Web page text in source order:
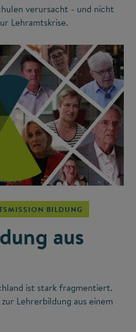
verursacht - und nicht
Lehramtskrise.
©
BILDUNG
aus
ist stark fragmentiert.
Lehrerbildung aus einem